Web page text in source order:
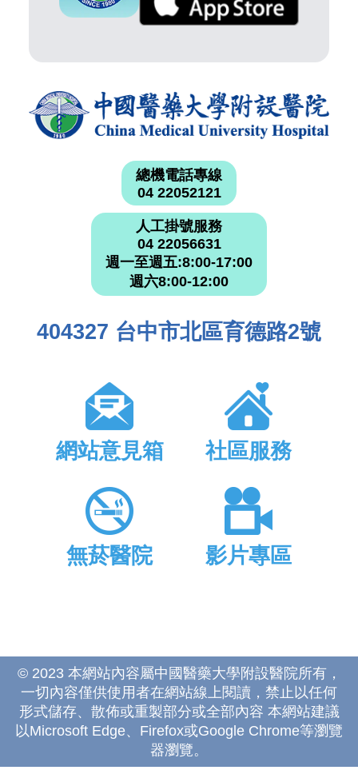
總機電話專線
04 22052121
人工掛號服務
04 22056631
週一至週五:8:00-17:00
週六8:00-12:00
404327 台中市北區育德路2號
網站意見箱 社區服務
無菸醫院 影片專區
© 2023 本網站內容屬中國醫藥大學附設醫院所有，
一切內容僅供使用者在網站線上閱讀，禁止以任何
形式儲存、散佈或重製部分或全部內容 本網站建議
以Microsoft Edge、Firefox或Google Chrome等瀏覽
器瀏覽。